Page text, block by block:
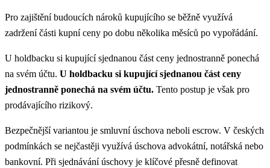
Pro zajištění budoucích nároků kupujícího se běžně využívá
zadržení části kupní ceny po dobu několika měsíců po vypořádání.
U holdbacku si kupující sjednanou část ceny jednostranně ponechá
na svém účtu. U holdbacku si kupující sjednanou část ceny
jednostranně ponechá na svém účtu. Tento postup je však pro
prodávajícího rizikový.
Bezpečnější variantou je smluvní úschova neboli escrow. V českých
podmínkách se nejčastěji využívá úschova advokátní, notářská nebo
bankovní. Při sjednávání úschovy je klíčové přesně definovat